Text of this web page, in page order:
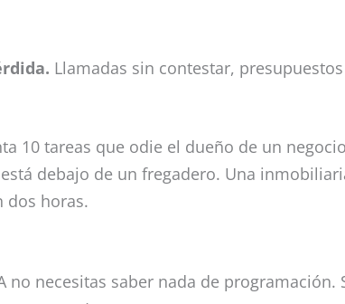
Llamadas sin contestar,
10 tareas que odie el dueño de un
debajo de un fregadero. Una
dos horas.
no necesitas saber nada de programación.